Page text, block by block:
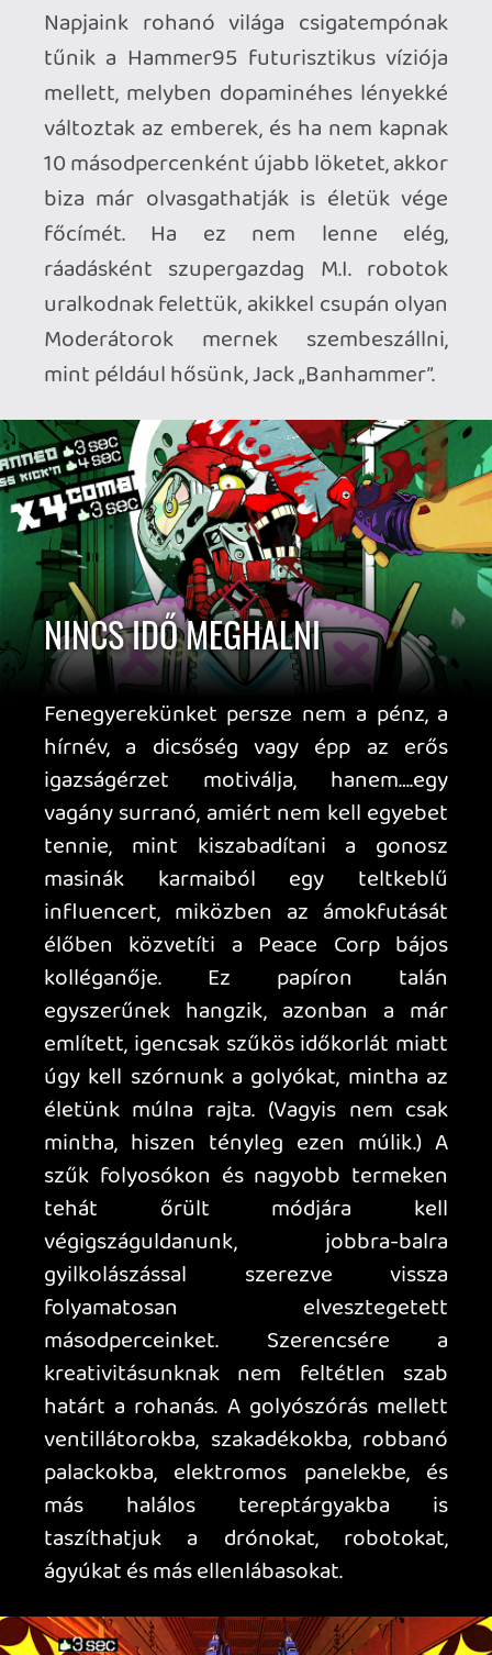
NINCS IDŐ MEGHALNI
Fenegyerekünket persze nem a pénz, a
hírnév, a dicsőség vagy épp az erős
igazságérzet motiválja, hanem….egy
vagány surranó, amiért nem kell egyebet
tennie, mint kiszabadítani a gonosz
masinák karmaiból egy teltkeblű
influencert, miközben az ámokfutását
kolléganője. Ez papíron talán
egyszerűnek hangzik, azonban a már
említett, igencsak szűkös időkorlát miatt
úgy kell szórnunk a golyókat, mintha az
életünk múlna rajta. (Vagyis nem csak
mintha, hiszen tényleg ezen múlik.) A
szűk folyosókon és nagyobb termeken
tehát őrült módjára kell
végigszáguldanunk, jobbra-balra
gyilkolászással szerezve vissza
folyamatosan elvesztegetett
másodperceinket. Szerencsére a
kreativitásunknak nem feltétlen szab
határt a rohanás. A golyószórás mellett
ventillátorokba, szakadékokba, robbanó
palackokba, elektromos panelekbe, és
más halálos tereptárgyakba is
taszíthatjuk a drónokat, robotokat,
ágyúkat és más ellenlábasokat.
LOBOG A SÉRÓ
Kezdeti stukkerünkhöz sem kell
ragaszkodnunk, a pályák végén ugyanis
akár le is cserélhetjük – ha épp dob ilyen
lehetőséget a gép –, fejleszthetjük a
meglévőt, vagy akár más előnyöket
szerezhetünk még a főellenfelekkel való
összecsapás előtt. A fejlesztők
mindenkire gondoltak, így ha nem
bírnánk a tempót, az időkorlátot némileg
finomhangolhatjuk, amennyiben pedig
egyáltalán nem tetszik ez a mechanika,
akkor akár teljesen ki is vehetjük, kvázi
egy hagyományos FPS-t varázsolva a
játékból.
A ’80-as, ’90-as évek animéit idéző
látvány igazán retró hangulatot
kölcsönöz a játéknak, a folyton változó
pályák pedig biztosítják a
végtelenségig – pontosabban halálunkig